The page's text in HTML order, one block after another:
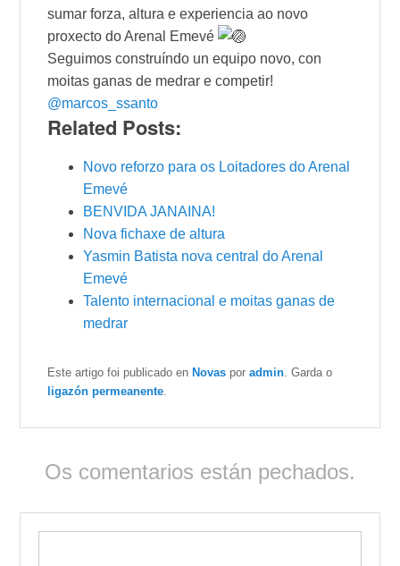
sumar forza, altura e experiencia ao novo
proxecto do Arenal Emevé
Seguimos construíndo un equipo novo, con
moitas ganas de medrar e competir!
@marcos_ssanto
Related Posts:
Novo reforzo para os Loitadores do Arenal
Emevé
BENVIDA JANAINA!
Nova fichaxe de altura
Yasmin Batista nova central do Arenal
Emevé
Talento internacional e moitas ganas de
medrar
Este artigo foi publicado enNovas poradmin . Garda o
ligazón permeanente
Os comentarios están pechados.